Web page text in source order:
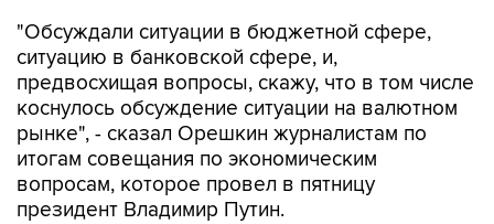
"Обсуждали ситуации в бюджетной сфере,
ситуацию в банковской сфере, и,
предвосхищая вопросы, скажу, что в том числе
коснулось обсуждение ситуации на валютном
рынке", - сказал Орешкин журналистам по
итогам совещания по экономическим
вопросам, которое провел в пятницу
президент Владимир Путин.